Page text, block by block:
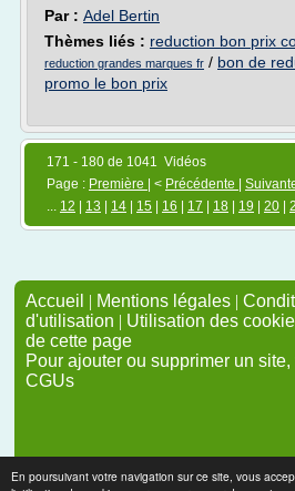
En poursuivant votre navigation sur ce site, vous
Par : Adel Bertin
Thèmes liés : reduction bon prix
reduction grandes marques fr / bon de
promo le bon prix
171 - 180 de 1041 Vidéos
Page : Première | < Précédente
... 12 13 14 15 16 17 18 19 20
Accueil | Mentions légales |
d'utilisation | Utilisation des
de cette page
Pour ajouter ou supprimer un
CGUs